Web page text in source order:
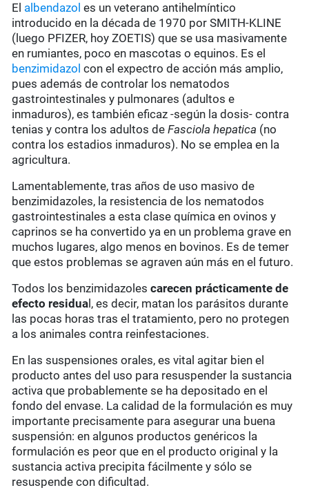
El albendazol es un veterano antihelmíntico
introducido en la década de 1970 por SMITH-KLINE
(luego PFIZER, hoy ZOETIS) que se usa masivamente
en rumiantes, poco en mascotas o equinos. Es el
benzimidazol con el expectro de acción más amplio,
pues además de controlar los nematodos
gastrointestinales y pulmonares (adultos e
inmaduros), es también eficaz -según la dosis- contra
tenias y contra los adultos deFasciola hepatica (no
contra los estadios inmaduros). No se emplea en la
agricultura.
Lamentablemente, tras años de uso masivo de
benzimidazoles, la resistencia de los nematodos
gastrointestinales a esta clase química en ovinos y
caprinos se ha convertido ya en un problema grave en
muchos lugares, algo menos en bovinos. Es de temer
que estos problemas se agraven aún más en el futuro.
Todos los benzimidazolescarecen prácticamente de
efecto residua l, es decir, matan los parásitos durante
las pocas horas tras el tratamiento, pero no protegen
a los animales contra reinfestaciones.
En las suspensiones orales, es vital agitar bien el
producto antes del uso para resuspender la sustancia
activa que probablemente se ha depositado en el
fondo del envase. La calidad de la formulación es muy
importante precisamente para asegurar una buena
suspensión: en algunos productos genéricos la
formulación es peor que en el producto original y la
sustancia activa precipita fácilmente y sólo se
resuspende con dificultad.